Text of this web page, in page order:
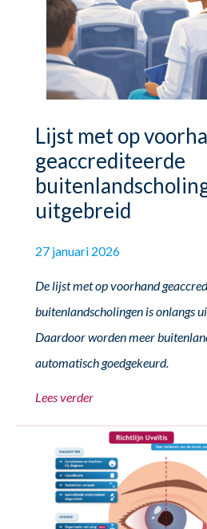
Lijst met op
geaccrediteerde
uitgebreid
27 januari 2026
De lijst met op voorhand
buitenlandscholingen is onlangs
Daardoor worden meer
automatisch goedgekeurd.
Lees verder